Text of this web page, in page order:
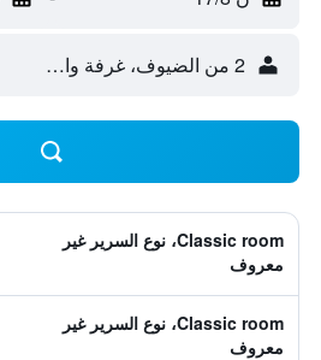
2 من الضيوف، غرفة واحدة
Classic room، نوع السرير غير
معروف
Classic room، نوع السرير غير
معروف